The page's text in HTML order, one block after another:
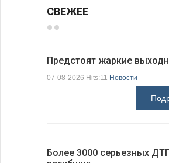
СВЕЖЕЕ
Предстоят жаркие
07-08-2026 Hits:11 Новости
Более 3000 серьезных